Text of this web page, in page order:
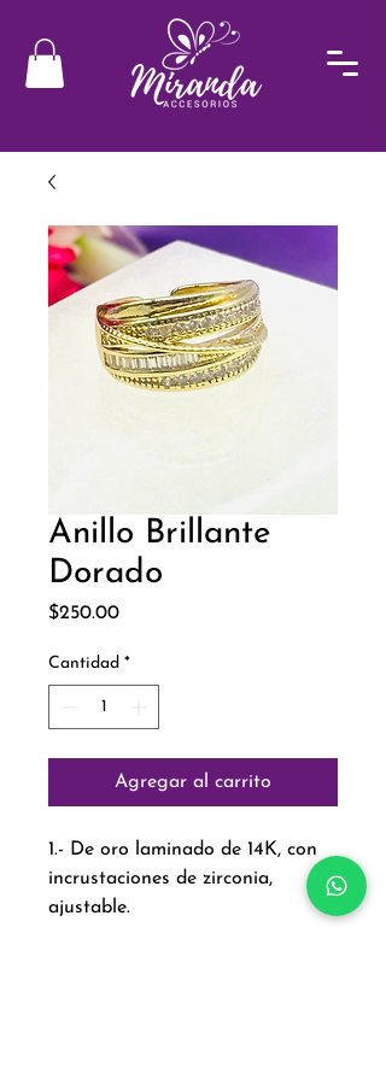
Anillo Brillante
Dorado
$250.00Precio
Cantidad *
Agregar al carrito
1.- De oro laminado de 14K, con
incrustaciones de zirconia,
ajustable.